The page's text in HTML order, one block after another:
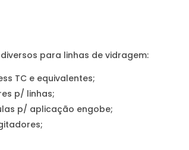
para linhas de vidragem:
TC e equivalentes;
p/ linhas;
p/ aplicação engobe;